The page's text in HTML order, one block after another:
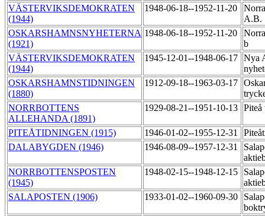
VÄSTERVIKSDEMOKRATEN
(1944)
1948-06-18--1952-11-20
A.B.
OSKARSHAMNSNYHETERNA
(1921)
1948-06-18--1952-11-20
b
VÄSTERVIKSDEMOKRATEN
(1944)
1945-12-01--1948-06-17 Nya
OSKARSHAMNSTIDNINGEN
(1880)
1912-09-18--1963-03-17
NORRBOTTENS
ALLEHANDA (1891)
1929-08-21--1951-10-13
PITEÅTIDNINGEN (1915) 1946-01-02--1955-12-31
DALABYGDEN (1946)
1946-08-09--1957-12-31
NORRBOTTENSPOSTEN
(1945)
1948-02-15--1948-12-15
SALAPOSTEN (1906)
1933-01-02--1960-09-30